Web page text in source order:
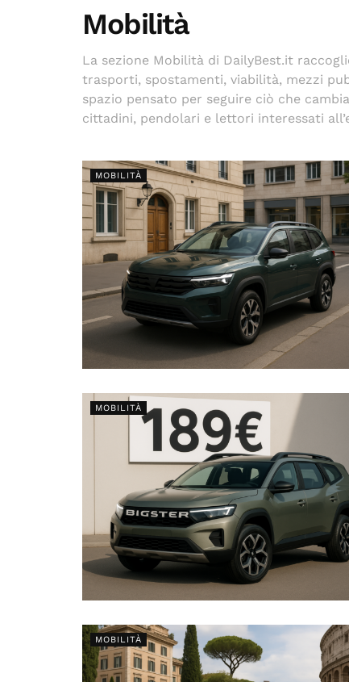
Mobilità
La sezione Mobilità di DailyBest.it
trasporti, spostamenti, viabilità, mezzi
spazio pensato per seguire ciò che
cittadini, pendolari e lettori interessati
MOBILITÀ
MOBILITÀ
MOBILITÀ